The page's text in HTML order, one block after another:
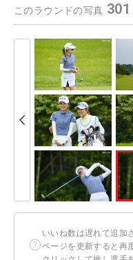
このラウンドの写真 301
いいね数は遅れて追加
ページを更新すると再